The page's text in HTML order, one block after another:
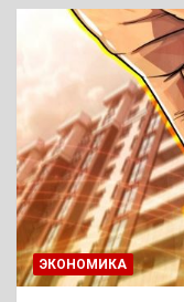
ЭКОНОМИКА